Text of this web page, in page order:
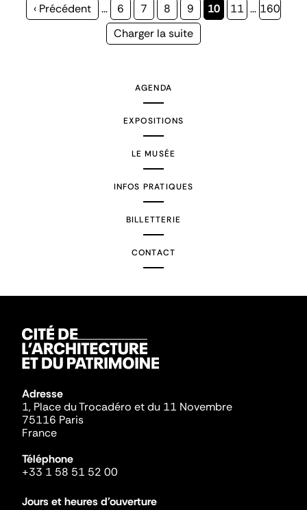
Page
‹ Précédent … Page
6 Page
7 Page
8 Page
9
Page
10 Page
11 … Page
160
Page
Charger la suite
AGENDA
EXPOSITIONS
LE MUSÉE
INFOS PRATIQUES
BILLETTERIE
CONTACT
Adresse
1, Place du Trocadéro et du 11 Novembre
75116 Paris
France
Téléphone
+33 1 58 51 52 00
Jours et heures d'ouverture